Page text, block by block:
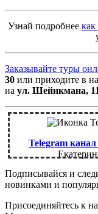
Узнай подробнее
Заказывайте туры
30 или приходите в
на ул. Шейнкмана,
Telegram
Подписывайся и
новинками и
Присоединяйтесь к